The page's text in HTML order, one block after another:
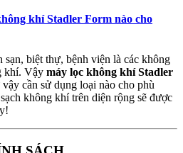
khí Stadler Form nào cho
biệt thự, bệnh viện là các không
khí. Vậy máy lọc không khí Stadler
cần sử dụng loại nào cho phù
không khí trên diện rộng sẽ được